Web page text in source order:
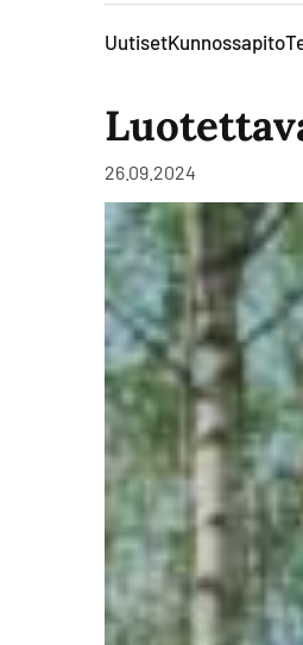
UutisetKunnossapito
26.09.2024